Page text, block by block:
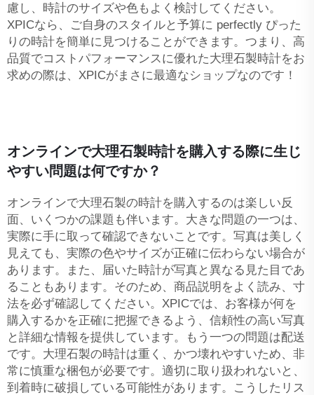
慮し、時計のサイズや色もよく検討してください。
XPICなら、ご自身のスタイルと予算に perfectly ぴった
りの時計を簡単に見つけることができます。つまり、高
品質でコストパフォーマンスに優れた大理石製時計をお
求めの際は、XPICがまさに最適なショップなのです！
オンラインで大理石製時計を購入する際に生じ
やすい問題は何ですか？
オンラインで大理石製の時計を購入するのは楽しい反
面、いくつかの課題も伴います。大きな問題の一つは、
実際に手に取って確認できないことです。写真は美しく
見えても、実際の色やサイズが正確に伝わらない場合が
あります。また、届いた時計が写真と異なる見た目であ
ることもあります。そのため、商品説明をよく読み、寸
法を必ず確認してください。XPICでは、お客様が何を
購入するかを正確に把握できるよう、信頼性の高い写真
と詳細な情報を提供しています。もう一つの問題は配送
です。大理石製の時計は重く、かつ壊れやすいため、非
常に慎重な梱包が必要です。適切に取り扱われないと、
到着時に破損している可能性があります。こうしたリス